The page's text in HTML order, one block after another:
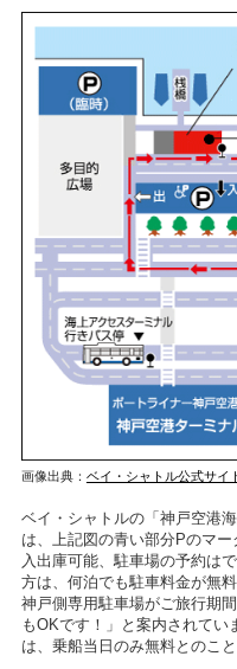
画像出典： ベイ・シャトル公式サイ
ベイ・シャトルの「神戸空港
は、上記図の青い部分Pのマ
入出庫可能、駐車場の予約は
方は、何泊でも駐車料金が無
神戸側専用駐車場がご旅行期
もOKです！」と案内されて
は、乗船当日のみ無料とのこと